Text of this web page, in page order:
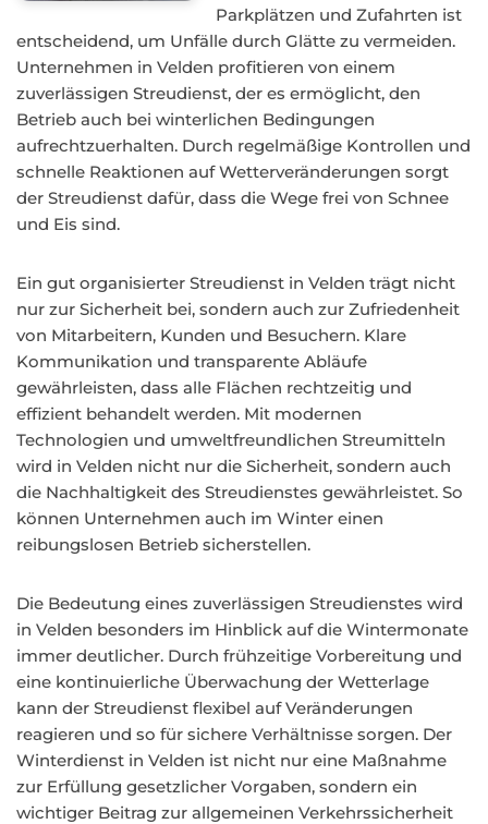
Parkplätzen und Zufahrten ist
entscheidend, um Unfälle durch Glätte zu vermeiden.
Unternehmen in Velden profitieren von einem
zuverlässigen Streudienst, der es ermöglicht, den
Betrieb auch bei winterlichen Bedingungen
aufrechtzuerhalten. Durch regelmäßige Kontrollen und
schnelle Reaktionen auf Wetterveränderungen sorgt
der Streudienst dafür, dass die Wege frei von Schnee
und Eis sind.
Ein gut organisierter Streudienst in Velden trägt nicht
nur zur Sicherheit bei, sondern auch zur Zufriedenheit
von Mitarbeitern, Kunden und Besuchern. Klare
Kommunikation und transparente Abläufe
gewährleisten, dass alle Flächen rechtzeitig und
effizient behandelt werden. Mit modernen
Technologien und umweltfreundlichen Streumitteln
wird in Velden nicht nur die Sicherheit, sondern auch
die Nachhaltigkeit des Streudienstes gewährleistet. So
können Unternehmen auch im Winter einen
reibungslosen Betrieb sicherstellen.
Die Bedeutung eines zuverlässigen Streudienstes wird
in Velden besonders im Hinblick auf die Wintermonate
immer deutlicher. Durch frühzeitige Vorbereitung und
eine kontinuierliche Überwachung der Wetterlage
kann der Streudienst flexibel auf Veränderungen
reagieren und so für sichere Verhältnisse sorgen. Der
Winterdienst in Velden ist nicht nur eine Maßnahme
zur Erfüllung gesetzlicher Vorgaben, sondern ein
wichtiger Beitrag zur allgemeinen Verkehrssicherheit